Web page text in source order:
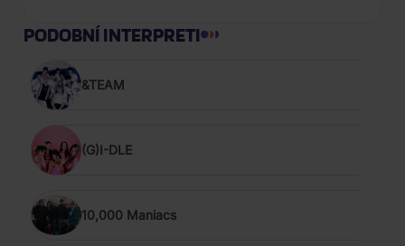
PODOBNÍ INTERPRETI
&TEAM
(G)I-DLE
10,000 Maniacs